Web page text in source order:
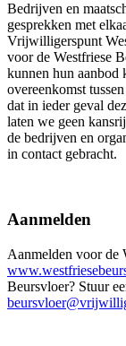
Bedrijven en
gesprekken met
Vrijwilligerspunt
voor de Westfriese
kunnen hun aanbod
overeenkomst
dat in ieder geval
laten we geen
de bedrijven en
in contact gebracht.
Aanmelden
Aanmelden voor de
Beursvloer? Stuur